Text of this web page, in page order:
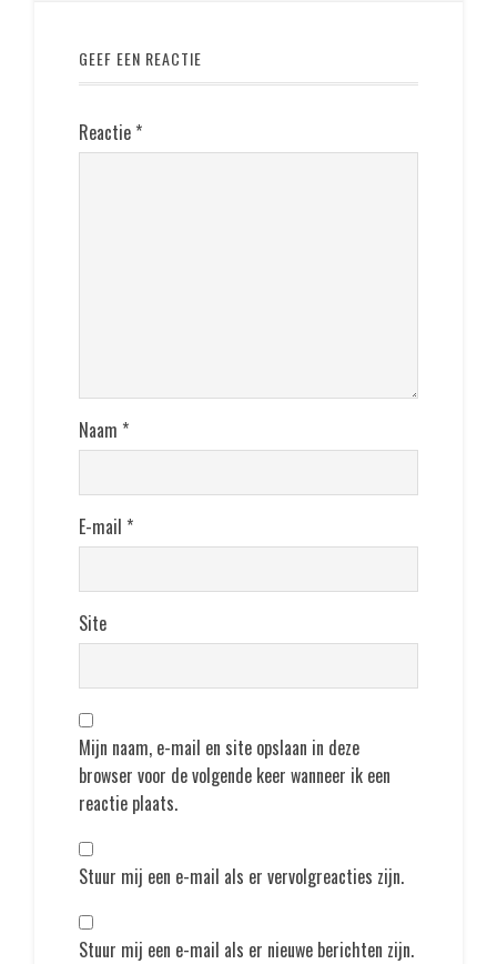
GEEF EEN REACTIE
Reactie *
Naam *
E-mail *
Site
Mijn naam, e-mail en site opslaan in deze
browser voor de volgende keer wanneer ik een
reactie plaats.
Stuur mij een e-mail als er vervolgreacties zijn.
Stuur mij een e-mail als er nieuwe berichten zijn.